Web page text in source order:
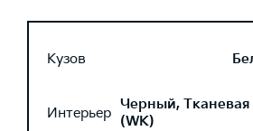
Кузов
Интерьер Черный, Тканевая
(WK)